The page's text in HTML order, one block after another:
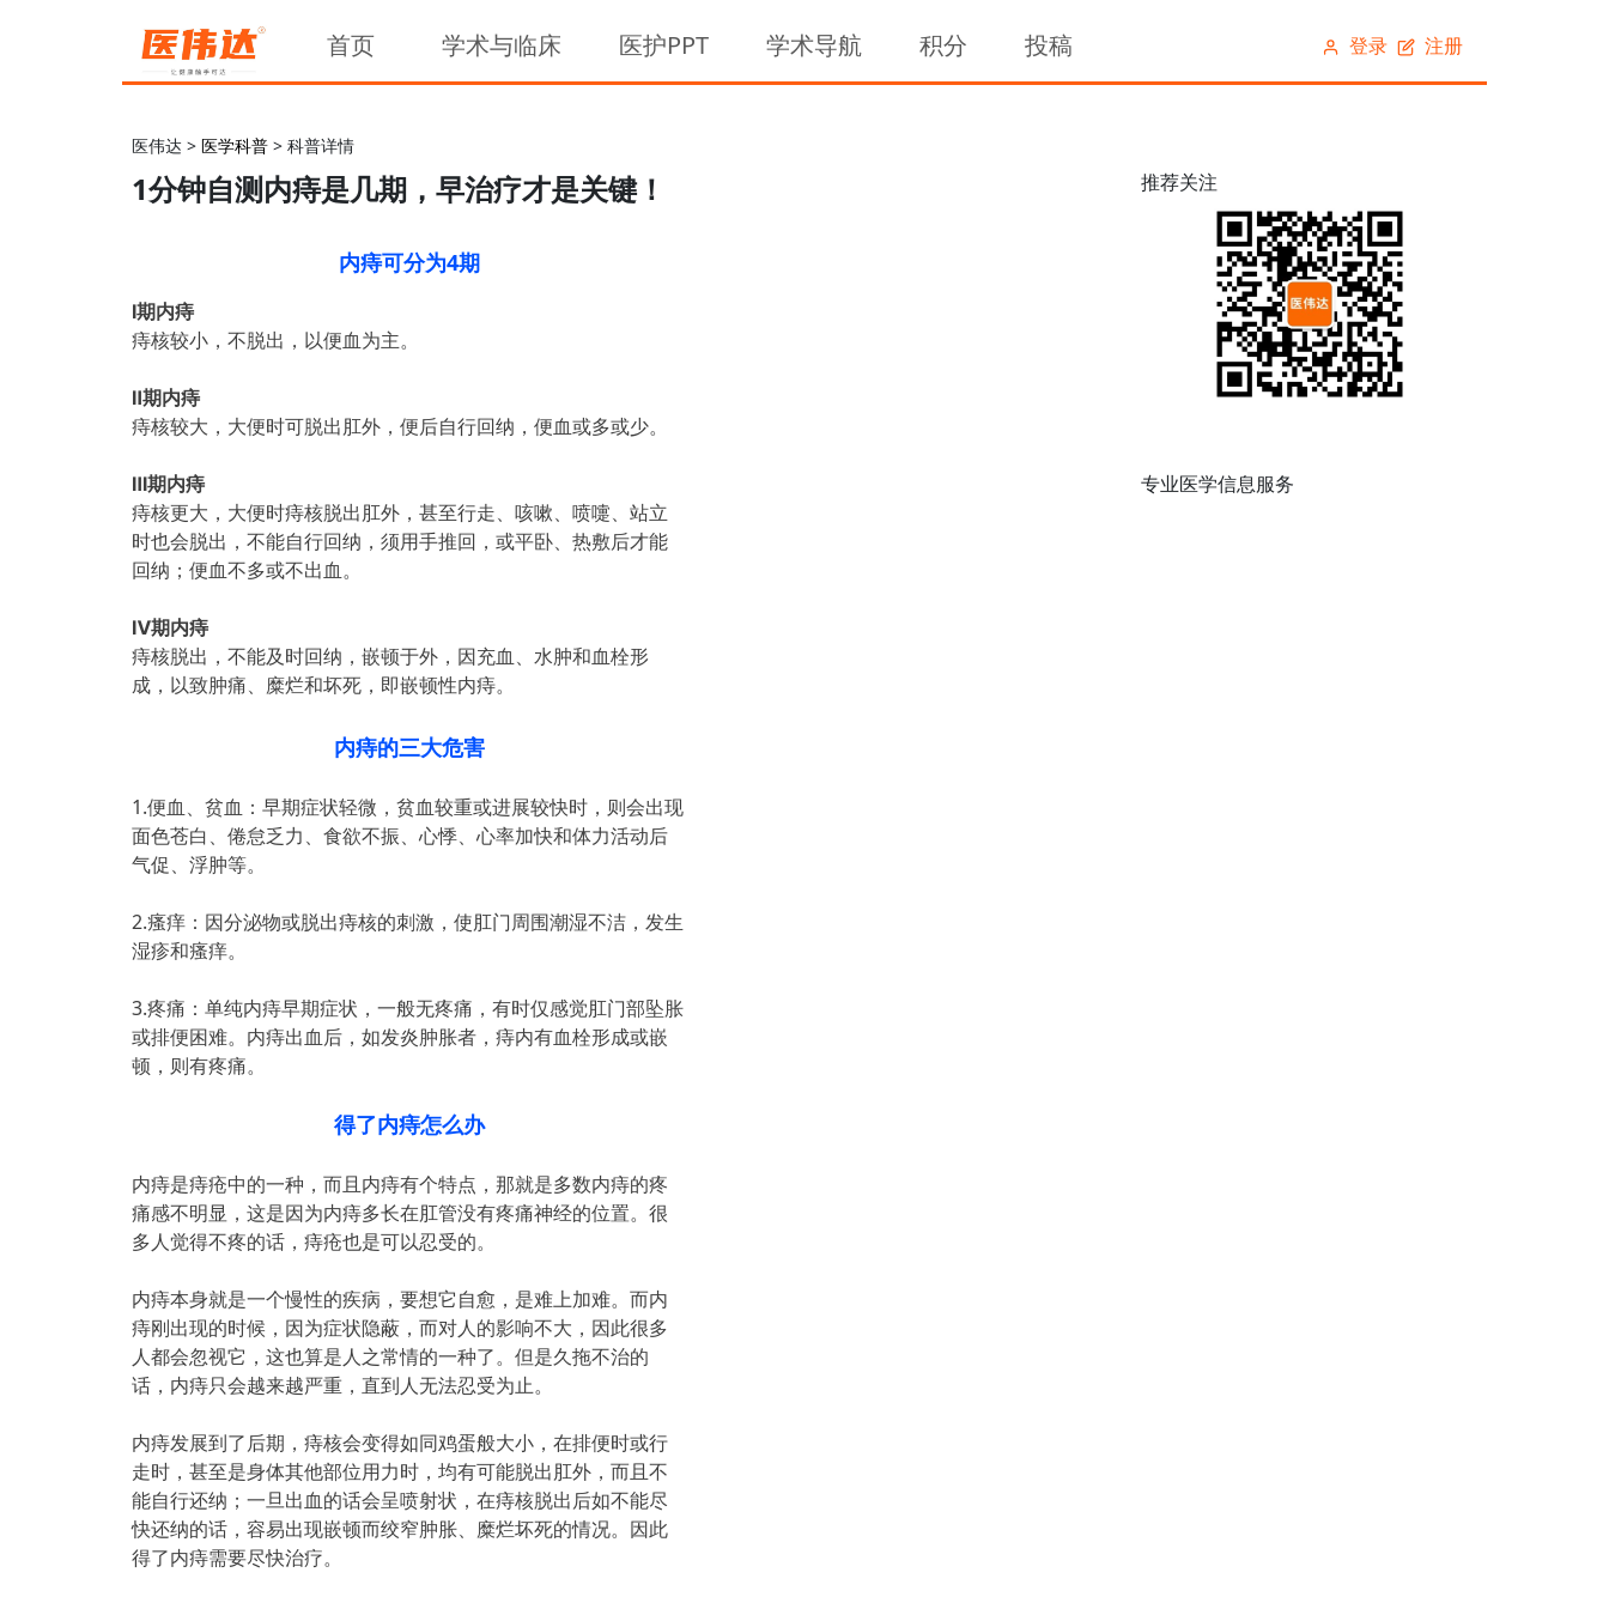
首页 学术与临床 医护PPT 学术导航 积分 投稿 登录 注册
医伟达 > 医学科普 > 科普详情
1分钟自测内痔是几期，早治疗才是关键！
内痔可分为4期
Ⅰ期内痔
痔核较小，不脱出，以便血为主。
Ⅱ期内痔
痔核较大，大便时可脱出肛外，便后自行回纳，便血或多或少。
Ⅲ期内痔
痔核更大，大便时痔核脱出肛外，甚至行走、咳嗽、喷嚏、站立
时也会脱出，不能自行回纳，须用手推回，或平卧、热敷后才能
回纳；便血不多或不出血。
Ⅳ期内痔
痔核脱出，不能及时回纳，嵌顿于外，因充血、水肿和血栓形
成，以致肿痛、糜烂和坏死，即嵌顿性内痔。
内痔的三大危害
1.便血、贫血：早期症状轻微，贫血较重或进展较快时，则会出现
面色苍白、倦怠乏力、食欲不振、心悸、心率加快和体力活动后
气促、浮肿等。
2.瘙痒：因分泌物或脱出痔核的刺激，使肛门周围潮湿不洁，发生
湿疹和瘙痒。
3.疼痛：单纯内痔早期症状，一般无疼痛，有时仅感觉肛门部坠胀
或排便困难。内痔出血后，如发炎肿胀者，痔内有血栓形成或嵌
顿，则有疼痛。
得了内痔怎么办
内痔是痔疮中的一种，而且内痔有个特点，那就是多数内痔的疼
痛感不明显，这是因为内痔多长在肛管没有疼痛神经的位置。很
多人觉得不疼的话，痔疮也是可以忍受的。
内痔本身就是一个慢性的疾病，要想它自愈，是难上加难。而内
痔刚出现的时候，因为症状隐蔽，而对人的影响不大，因此很多
人都会忽视它，这也算是人之常情的一种了。但是久拖不治的
话，内痔只会越来越严重，直到人无法忍受为止。
内痔发展到了后期，痔核会变得如同鸡蛋般大小，在排便时或行
走时，甚至是身体其他部位用力时，均有可能脱出肛外，而且不
能自行还纳；一旦出血的话会呈喷射状，在痔核脱出后如不能尽
快还纳的话，容易出现嵌顿而绞窄肿胀、糜烂坏死的情况。因此
得了内痔需要尽快治疗。
推荐关注
专业医学信息服务